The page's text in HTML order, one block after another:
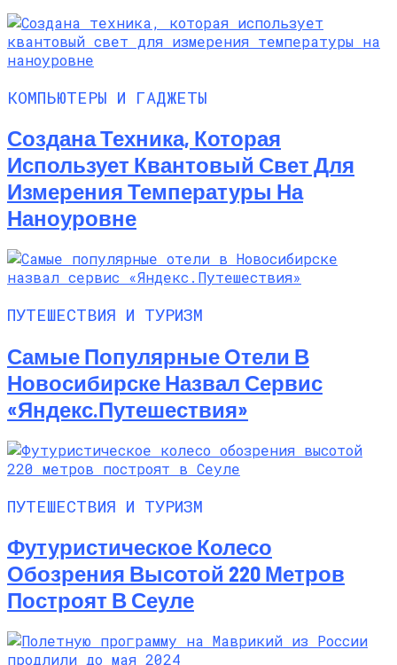
КОМПЬЮТЕРЫ И ГАДЖЕТЫ
Создана Техника, Которая
Использует Квантовый Свет Для
Измерения Температуры На
Наноуровне
ПУТЕШЕСТВИЯ И ТУРИЗМ
Самые Популярные Отели В
Новосибирске Назвал Сервис
«Яндекс.Путешествия»
ПУТЕШЕСТВИЯ И ТУРИЗМ
Футуристическое Колесо
Обозрения Высотой 220 Метров
Построят В Сеуле